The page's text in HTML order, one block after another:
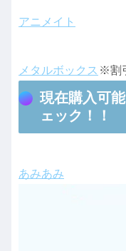
アニメイト
メタルボックス ※割
現在購入可
ェック！！
あみあみ